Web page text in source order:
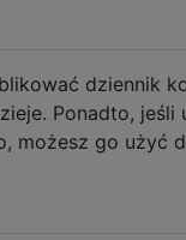
dziennik
Ponadto,
możesz go użyć